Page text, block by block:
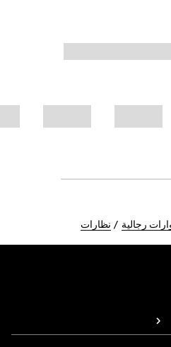
رجالية نظارات